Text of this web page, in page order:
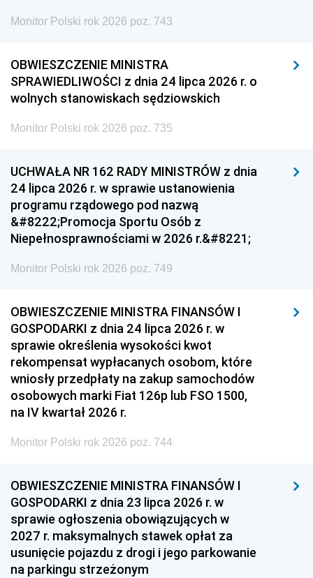
Monitor Polski rok 2026 poz. 743
OBWIESZCZENIE MINISTRA
SPRAWIEDLIWOŚCI z dnia 24 lipca 2026 r. o
wolnych stanowiskach sędziowskich
Monitor Polski rok 2026 poz. 735
UCHWAŁA NR 162 RADY MINISTRÓW z dnia
24 lipca 2026 r. w sprawie ustanowienia
programu rządowego pod nazwą
&#8222;Promocja Sportu Osób z
Niepełnosprawnościami w 2026 r.&#8221;
Monitor Polski rok 2026 poz. 749
OBWIESZCZENIE MINISTRA FINANSÓW I
GOSPODARKI z dnia 24 lipca 2026 r. w
sprawie określenia wysokości kwot
rekompensat wypłacanych osobom, które
wniosły przedpłaty na zakup samochodów
osobowych marki Fiat 126p lub FSO 1500,
na IV kwartał 2026 r.
Monitor Polski rok 2026 poz. 744
OBWIESZCZENIE MINISTRA FINANSÓW I
GOSPODARKI z dnia 23 lipca 2026 r. w
sprawie ogłoszenia obowiązujących w
2027 r. maksymalnych stawek opłat za
usunięcie pojazdu z drogi i jego parkowanie
na parkingu strzeżonym